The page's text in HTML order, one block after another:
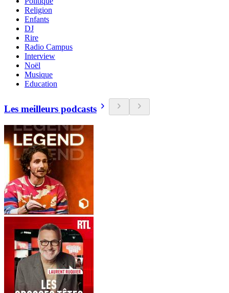
Religion
Enfants
DJ
Rire
Radio Campus
Interview
Noël
Musique
Education
Les meilleurs podcasts